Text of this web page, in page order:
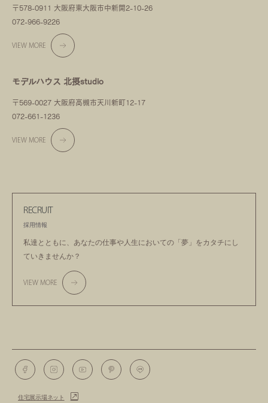
〒578-0911 大阪府東大阪市中新開2-10-26
072-966-9226
VIEW MORE
モデルハウス 北摂studio
〒569-0027 大阪府高槻市天川新町12-17
072-661-1236
VIEW MORE
RECRUIT
採用情報
私達とともに、あなたの仕事や人生においての 「夢」をカタチにし
ていきませんか？
VIEW MORE
住宅展示場ネット